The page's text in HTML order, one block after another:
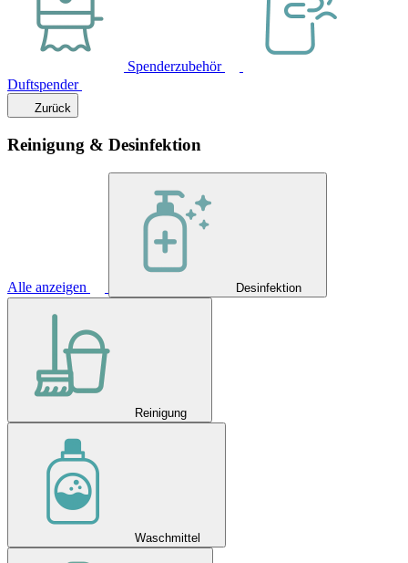
Spenderzubehör
Duftspender
Zurück
Reinigung & Desinfektion
Alle anzeigen Desinfektion
Reinigung
Waschmittel